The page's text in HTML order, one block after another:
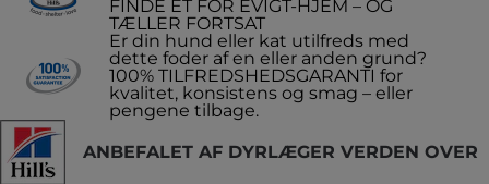
FINDE ET FOR EVIGT-HJEM – OG
TÆLLER FORTSAT
Er din hund eller kat utilfreds med
dette foder af en eller anden grund?
100% TILFREDSHEDSGARANTI for
kvalitet, konsistens og smag – eller
pengene tilbage.
ANBEFALET AF DYRLÆGER VERDEN OVER